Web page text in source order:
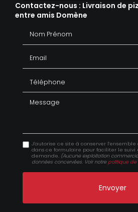
Contactez-nous : Livraison de
entre amis Domène
Message
J'autorise ce site à conserver l'ensemble
dans ce formulaire pour faciliter le
demande. (Aucune exploitation
données concervées. Voir notre politique